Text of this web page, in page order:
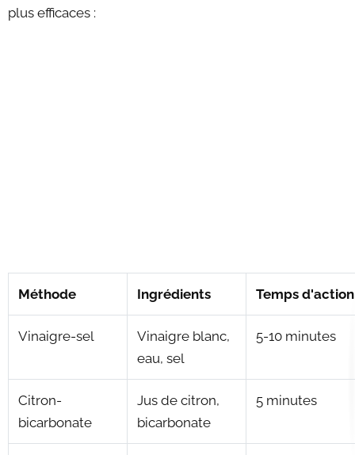
plus efficaces :
Méthode Ingrédients Temps d'action
Vinaigre-sel
Vinaigre blanc,
eau, sel
5-10 minutes
Citron-
bicarbonate
Jus de citron,
bicarbonate
5 minutes